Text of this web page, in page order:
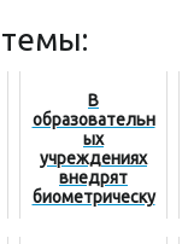
В
образовательн
ых
учреждениях
внедрят
биометрическу